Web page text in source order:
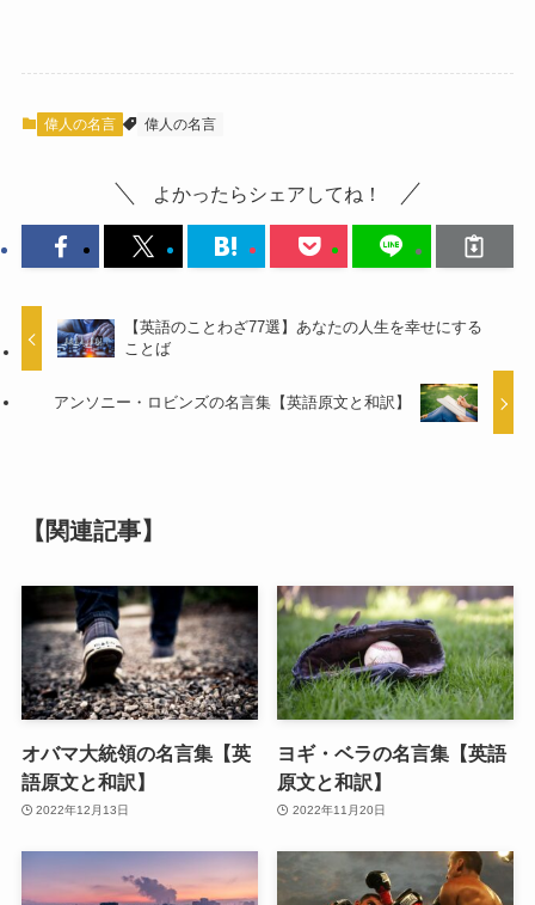
偉人の名言 偉人の名言
よかったらシェアしてね！
【英語のことわざ77選】あなたの人生を幸せにする
ことば
アンソニー・ロビンズの名言集【英語原文と和訳】
【関連記事】
オバマ大統領の名言集【英
語原文と和訳】
2022年12月13日
ヨギ・ベラの名言集【英語
原文と和訳】
2022年11月20日